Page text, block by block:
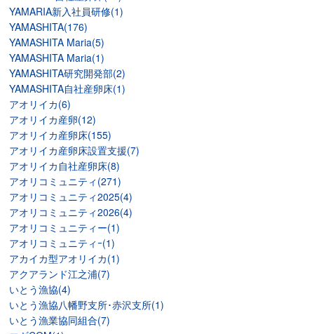
YAMARIA新入社員研修(1)
YAMASHITA(176)
YAMASHITA Maria(5)
YAMASHITA Maria(1)
YAMASHITA研究開発部(2)
YAMASHITA自社産卵床(1)
アオリイカ(6)
アオリイカ産卵(12)
アオリイカ産卵床(155)
アオリイカ産卵床設置支援(7)
アオリイカ自社産卵床(8)
アオリコミュニティ(271)
アオリコミュニティ2025(4)
アオリコミュニティ2026(4)
アオリコミュニティー(1)
アオリコミュニティｰ(1)
アカイカ型アオリイカ(1)
アクアランド江之浦(7)
いとう漁協(4)
いとう漁協八幡野支所･赤沢支所(1)
いとう漁業協同組合(7)